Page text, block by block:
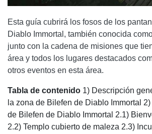
Esta guía cubrirá los fosos de los
Diablo Immortal, también conocida
junto con la cadena de misiones que
área y todos los lugares destacados
otros eventos en esta área.
Tabla de contenido 1) Descripción
la zona de Bilefen de Diablo Immortal
de Bilefen de Diablo Immortal 2.1)
2.2) Templo cubierto de maleza 2.3)